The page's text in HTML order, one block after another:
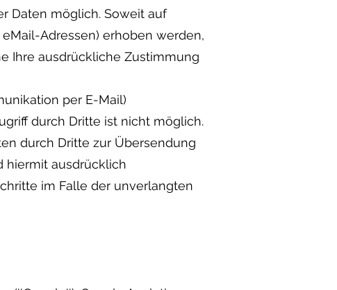
Daten möglich. Soweit auf
Adressen) erhoben werden,
Ihre ausdrückliche Zustimmung
per E-Mail)
durch Dritte ist nicht möglich.
durch Dritte zur Übersendung
hiermit ausdrücklich
im Falle der unverlangten